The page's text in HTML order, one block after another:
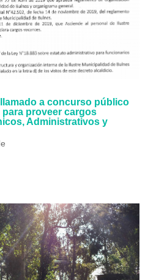
a concurso público
proveer cargos
Administrativos y